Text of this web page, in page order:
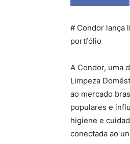
# Condor lança
portfólio
A Condor, uma
Limpeza
ao mercado
populares e
higiene e
conectada ao